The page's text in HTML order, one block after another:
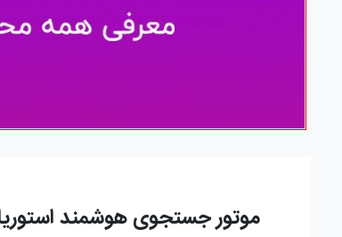
موتور جستجوی هوشمند